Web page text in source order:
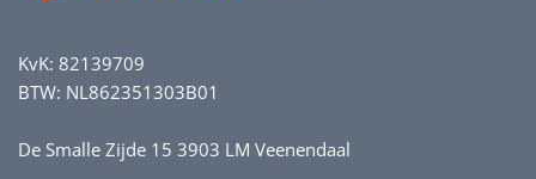
KvK: 82139709
BTW: NL862351303B01
De Smalle Zijde 15 3903 LM Veenendaal